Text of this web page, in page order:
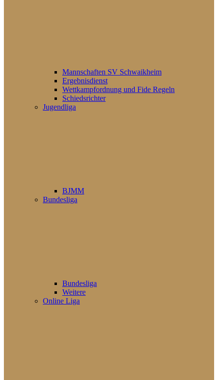
Mannschaften SV Schwaikheim
Ergebnisdienst
Wettkampfordnung und Fide Regeln
Schiedsrichter
Jugendliga
BJMM
Bundesliga
Bundesliga
Weitere
Online Liga